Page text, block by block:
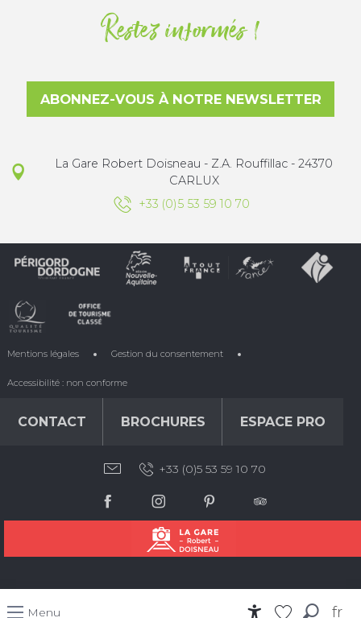
Menu fr
Restez informés !
ABONNEZ-VOUS À NOTRE NEWSLETTER
La Gare Robert Doisneau - Z.A. Rouffillac - 24370
CARLUX
+33 (0)5 53 59 10 70
Mentions légales Gestion du consentement
Accessibilité : non conforme
CONTACT BROCHURES ESPACE PRO
+33 (0)5 53 59 10 70